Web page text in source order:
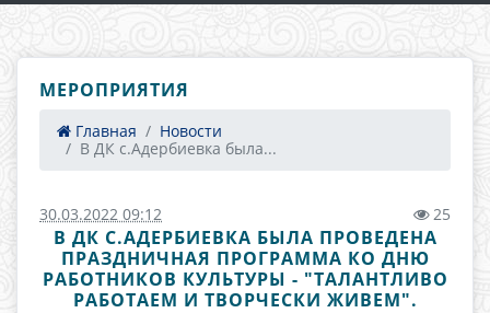
МЕРОПРИЯТИЯ
Главная
Новости
В ДК с.Адербиевка была...
30.03.2022 09:12 25
В ДК С.АДЕРБИЕВКА БЫЛА ПРОВЕДЕНА
ПРАЗДНИЧНАЯ ПРОГРАММА КО ДНЮ
РАБОТНИКОВ КУЛЬТУРЫ - "ТАЛАНТЛИВО
РАБОТАЕМ И ТВОРЧЕСКИ ЖИВЕМ".